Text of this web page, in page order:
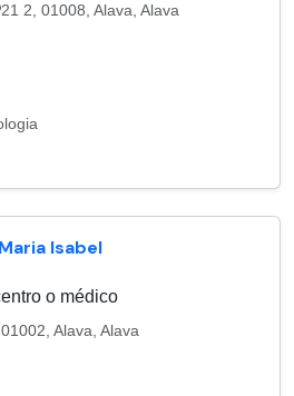
2, 01008, Alava, Alava
Isabel
o médico
Alava, Alava